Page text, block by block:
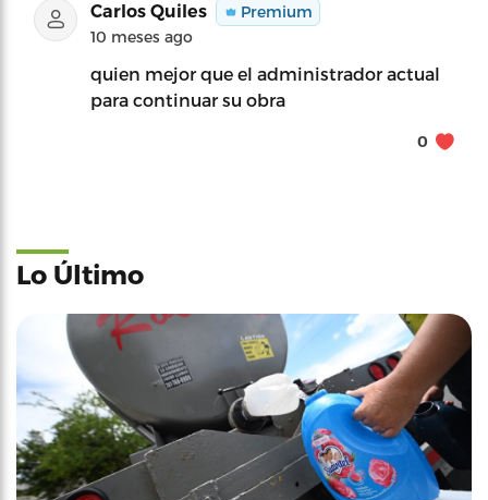
Carlos Quiles
Premium
10 meses ago
quien mejor que el administrador actual
para continuar su obra
0
Lo Último